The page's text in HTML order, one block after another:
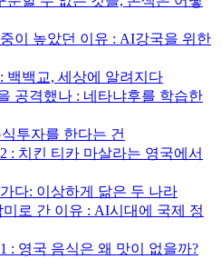
이 높았던 이유 : AI강국을 위한
백백교, 세상에 알려지다
공격했나 : 네타냐후를 학습한
투자를 한다는 건
: 치킨 티카 마살라는 영국에서
다: 이상하게 닮은 두 나라
로 간 이유 : AI시대에 국제 정
: 영국 음식은 왜 맛이 없을까?